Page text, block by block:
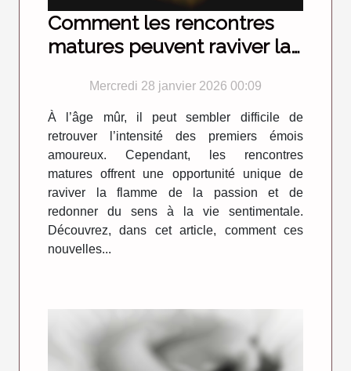
Comment les rencontres
matures peuvent raviver la
Mercredi 28 janvier 2026 00:09
À l’âge mûr, il peut sembler difficile de
retrouver l’intensité des premiers émois
amoureux. Cependant, les rencontres
matures offrent une opportunité unique de
raviver la flamme de la passion et de
redonner du sens à la vie sentimentale.
Découvrez, dans cet article, comment ces
nouvelles...